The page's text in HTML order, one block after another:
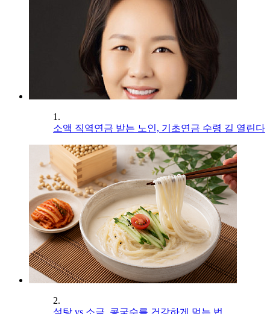
1.
소액 직역연금 받는 노인, 기초연금 수령 길 열린다
2.